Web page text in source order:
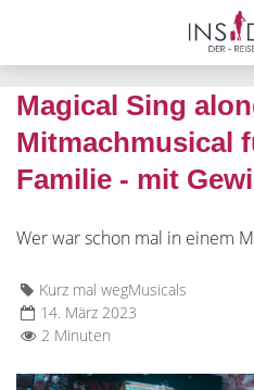
Magical Sing
Mitmachmusical
Familie - mit
Wer war schon mal in einem
Kurz mal wegMusicals
14. März 2023
2 Minuten